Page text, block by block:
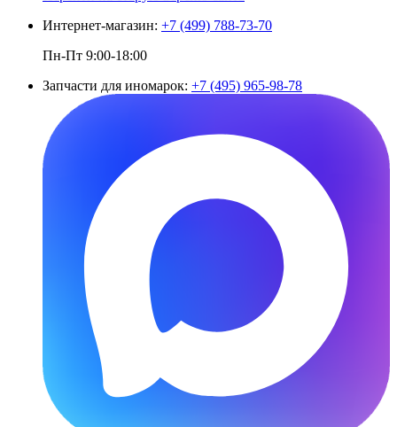
Интернет-магазин: +7 (499) 788-73-70
Пн-Пт 9:00-18:00
Запчасти для иномарок: +7 (495) 965-98-78